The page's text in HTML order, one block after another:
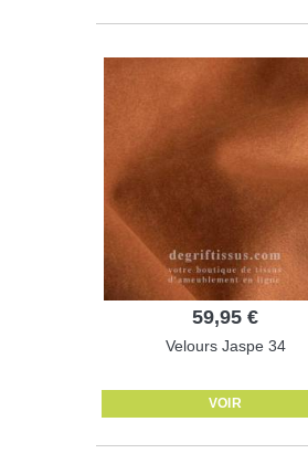
59,95 €
Velours Jaspe 34
VOIR